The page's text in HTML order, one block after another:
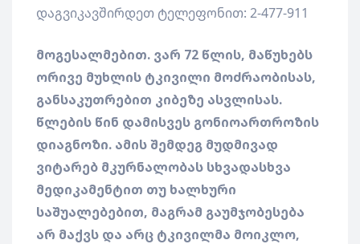
დაგვიკავშირდეთ ტელეფონით: 2-477-911
მოგესალმებით. ვარ 72 წლის, მაწუხებს
ორივე მუხლის ტკივილი მოძრაობისას,
განსაკუთრებით კიბეზე ასვლისას.
წლების წინ დამისვეს გონიოართროზის
დიაგნოზი. ამის შემდეგ მუდმივად
ვიტარებ მკურნალობას სხვადასხვა
მედიკამენტით თუ ხალხური
საშუალებებით, მაგრამ გაუმჯობესება
არ მაქვს და არც ტკივილმა მოიკლო,